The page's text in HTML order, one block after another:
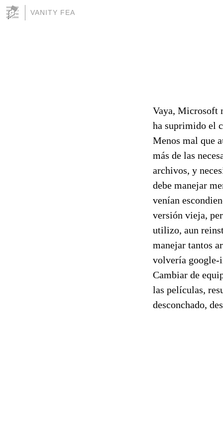
VANITY FEA
Vaya, Microsoft
ha suprimido el
Menos mal que
más de las
archivos, y
debe manejar
venían
versión vieja,
utilizo, aun
manejar tantos
volvería google-
Cambiar de
las películas,
desconchado,